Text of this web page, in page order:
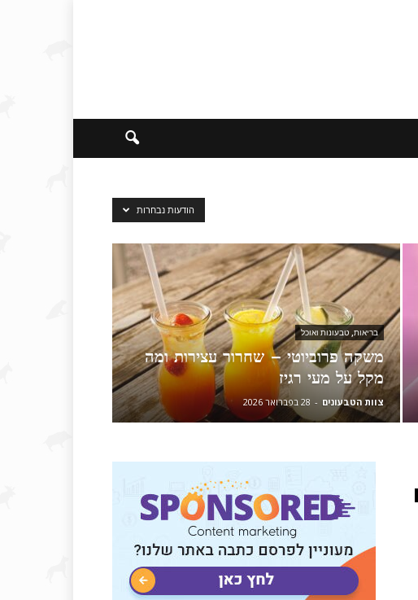
הודעות נבחרות
בריאות, טבעונות ואוכל
משקה פרוביוטי – שחרור עצירות ומה
מקל על מעי רגיז
צוות הטבעונים - 28 בפברואר 2026